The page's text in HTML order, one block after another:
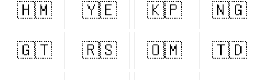
🇭🇲 🇾🇪 🇰🇵 🇳🇬
🇬🇹 🇷🇸 🇴🇲 🇹🇩